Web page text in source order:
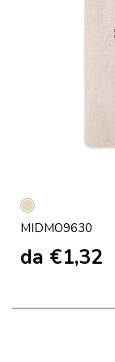
Beige
MIDMO9630
da €1,32